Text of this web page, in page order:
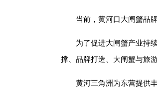
当前，黄河口大闸蟹品
为了促进大闸蟹产业持
撑、品牌打造、大闸蟹与旅
黄河三角洲为东营提供